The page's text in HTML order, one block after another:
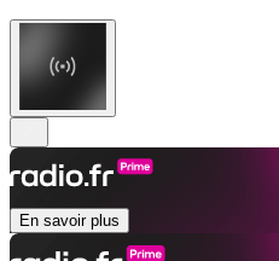
En savoir plus